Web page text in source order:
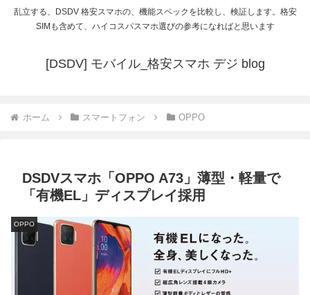
乱立する、DSDV 格安スマホの、機能スペックを比較し、検証します。格安
SIMも含めて、ハイコスパスマホ選びの参考になればと思います
[DSDV] モバイル_格安スマホ デジ blog
ホーム スマートフォン OPPO
DSDVスマホ「OPPO A73」薄型・軽量で
「有機EL」ディスプレイ採用
OPPO